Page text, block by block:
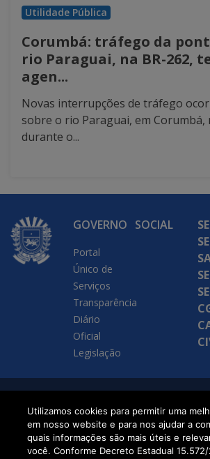
Utilidade Pública
Corumbá: tráfego da
rio Paraguai, na BR-262,
agen...
Novas interrupções de tráfego
sobre o rio Paraguai, em Corumbá,
durante o...
GOVERNO
Portal
Único de
Serviços
Transparência
Diário
Oficial
Legislação
SOCIAL
SETDIG | Secretaria-
Executiva de
Transformação Digital
Utilizamos cookies para permitir uma
em nosso website e para nos ajudar a
quais informações são mais úteis e
você. Conforme Decreto Estadual